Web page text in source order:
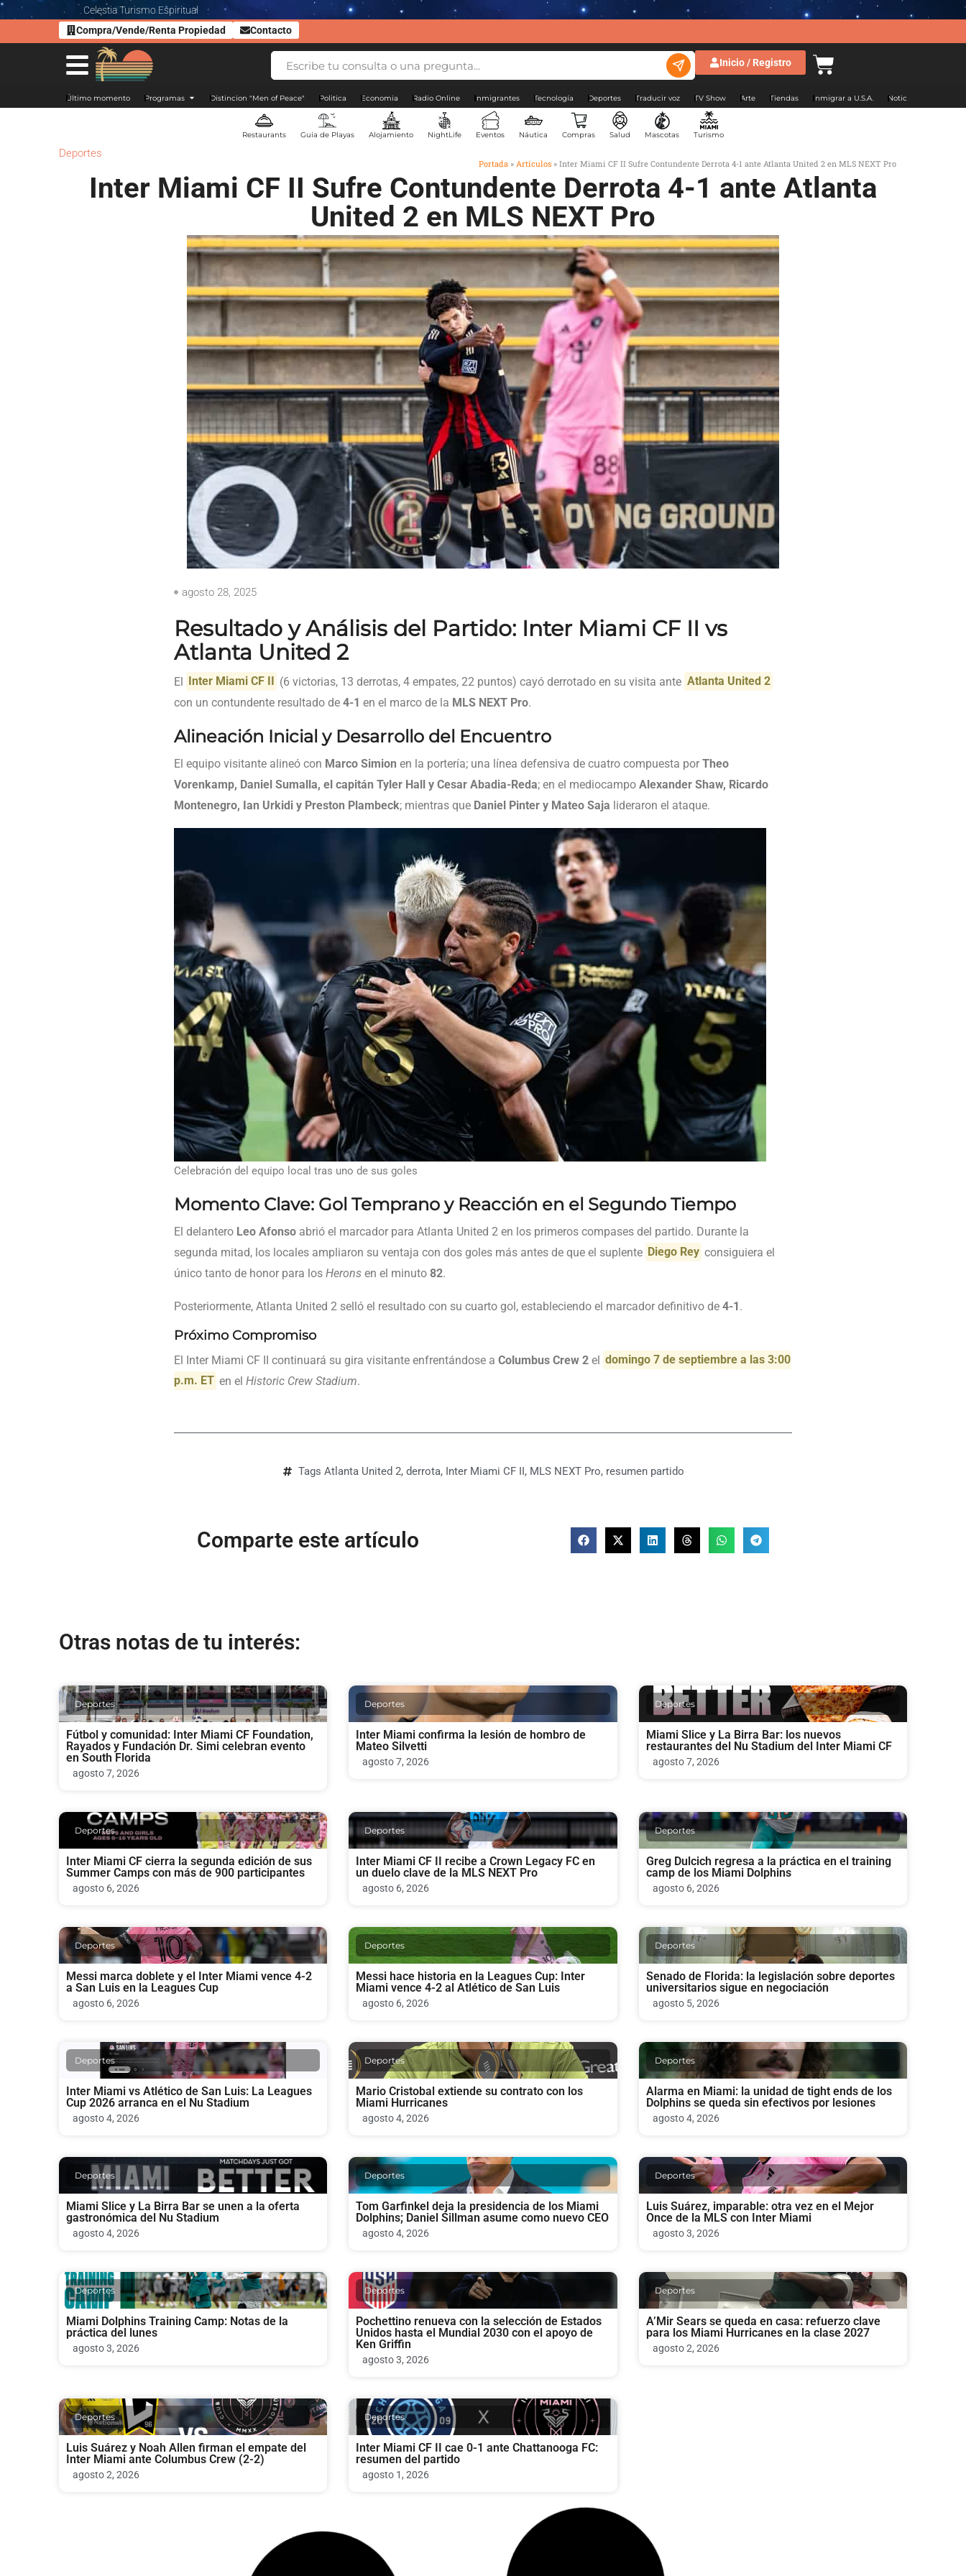
Celestia Turismo Espiritual
Compra/Vende/Renta Propiedad
Contacto
Inicio / Registro
Último momento Programas Distincion "Men of Peace" Politica Economia Radio Online Inmigrantes Tecnología Deportes Traducir voz TV Show Arte Tiendas Inmigrar a U.S.A. Noticias Argentina
Restaurants Guía de Playas Alojamiento NightLife Eventos Náutica Compras Salud Mascotas Turismo
Deportes
Portada » Artículos » Inter Miami CF II Sufre Contundente Derrota 4-1 ante Atlanta United 2 en MLS NEXT Pro
Inter Miami CF II Sufre Contundente Derrota 4-1 ante Atlanta
United 2 en MLS NEXT Pro
agosto 28, 2025
Resultado y Análisis del Partido: Inter Miami CF II vs
Atlanta United 2
El Inter Miami CF II (6 victorias, 13 derrotas, 4 empates, 22 puntos) cayó derrotado en su visita ante Atlanta United 2
con un contundente resultado de 4-1 en el marco de la MLS NEXT Pro.
Alineación Inicial y Desarrollo del Encuentro
El equipo visitante alineó con Marco Simion en la portería; una línea defensiva de cuatro compuesta por Theo
Vorenkamp, Daniel Sumalla, el capitán Tyler Hall y Cesar Abadia-Reda; en el mediocampo Alexander Shaw, Ricardo
Montenegro, Ian Urkidi y Preston Plambeck; mientras que Daniel Pinter y Mateo Saja lideraron el ataque.
Celebración del equipo local tras uno de sus goles
Momento Clave: Gol Temprano y Reacción en el Segundo Tiempo
El delantero Leo Afonso abrió el marcador para Atlanta United 2 en los primeros compases del partido. Durante la
segunda mitad, los locales ampliaron su ventaja con dos goles más antes de que el suplente Diego Rey consiguiera el
único tanto de honor para los Herons en el minuto 82.
Posteriormente, Atlanta United 2 selló el resultado con su cuarto gol, estableciendo el marcador definitivo de 4-1.
Próximo Compromiso
El Inter Miami CF II continuará su gira visitante enfrentándose a Columbus Crew 2 el domingo 7 de septiembre a las 3:00
p.m. ET en elHistoric Crew Stadium.
Tags Atlanta United 2, derrota, Inter Miami CF II, MLS NEXT Pro, resumen partido
Comparte este artículo
Otras notas de tu interés:
Deportes
Fútbol y comunidad: Inter Miami CF Foundation,
Rayados y Fundación Dr. Simi celebran evento
en South Florida
agosto 7, 2026
Deportes
Inter Miami confirma la lesión de hombro de
Mateo Silvetti
agosto 7, 2026
Deportes
Miami Slice y La Birra Bar: los nuevos
restaurantes del Nu Stadium del Inter Miami CF
agosto 7, 2026
Deportes
Inter Miami CF cierra la segunda edición de sus
Summer Camps con más de 900 participantes
agosto 6, 2026
Deportes
Inter Miami CF II recibe a Crown Legacy FC en
un duelo clave de la MLS NEXT Pro
agosto 6, 2026
Deportes
Greg Dulcich regresa a la práctica en el training
camp de los Miami Dolphins
agosto 6, 2026
Deportes
Messi marca doblete y el Inter Miami vence 4-2
a San Luis en la Leagues Cup
agosto 6, 2026
Deportes
Messi hace historia en la Leagues Cup: Inter
Miami vence 4-2 al Atlético de San Luis
agosto 6, 2026
Deportes
Senado de Florida: la legislación sobre deportes
universitarios sigue en negociación
agosto 5, 2026
Deportes
Inter Miami vs Atlético de San Luis: La Leagues
Cup 2026 arranca en el Nu Stadium
agosto 4, 2026
Deportes
Mario Cristobal extiende su contrato con los
Miami Hurricanes
agosto 4, 2026
Deportes
Alarma en Miami: la unidad de tight ends de los
Dolphins se queda sin efectivos por lesiones
agosto 4, 2026
Deportes
Miami Slice y La Birra Bar se unen a la oferta
gastronómica del Nu Stadium
agosto 4, 2026
Deportes
Tom Garfinkel deja la presidencia de los Miami
Dolphins; Daniel Sillman asume como nuevo CEO
agosto 4, 2026
Deportes
Luis Suárez, imparable: otra vez en el Mejor
Once de la MLS con Inter Miami
agosto 3, 2026
Deportes
Miami Dolphins Training Camp: Notas de la
práctica del lunes
agosto 3, 2026
Deportes
Pochettino renueva con la selección de Estados
Unidos hasta el Mundial 2030 con el apoyo de
Ken Griffin
agosto 3, 2026
Deportes
A’Mir Sears se queda en casa: refuerzo clave
para los Miami Hurricanes en la clase 2027
agosto 2, 2026
Deportes
Luis Suárez y Noah Allen firman el empate del
Inter Miami ante Columbus Crew (2-2)
agosto 2, 2026
Deportes
Inter Miami CF II cae 0-1 ante Chattanooga FC:
resumen del partido
agosto 1, 2026
Inter Miami vs Columbus Crew: duelo clave de la
Inter Miami CF II vs Chattanooga FC: duelo por la
Preston Plambeck: El gol del debut que